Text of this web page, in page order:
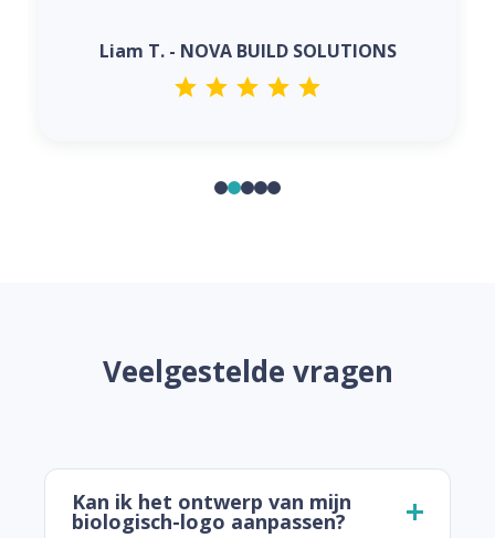
Liam T. - NOVA BUILD SOLUTIONS
Veelgestelde vragen
Kan ik het ontwerp van mijn
biologisch-logo aanpassen?